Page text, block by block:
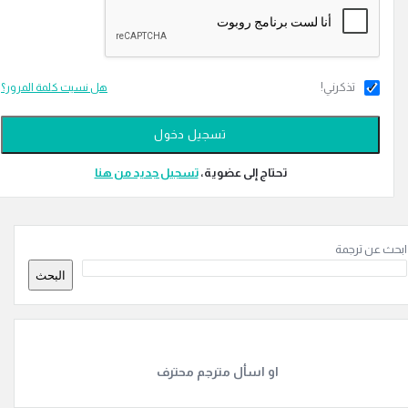
تذكرني! هل نسيت كلمة المرور؟
تحتاج إلى عضوية،‫تسجيل جديد من هنا
ترجمة
البحث
او اسأل مترجم محترف